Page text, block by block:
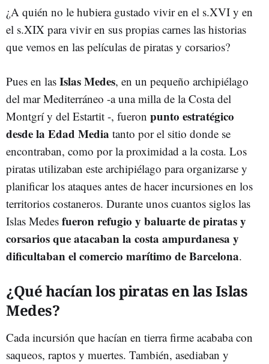
¿A quién no le hubiera gustado vivir en el s.XVI y en
el s.XIX para vivir en sus propias carnes las historias
que vemos en las películas de piratas y corsarios?
Pues en las Islas Medes, en un pequeño archipiélago
del mar Mediterráneo -a una milla de la Costa del
Montgrí y del Estartit -, fueron punto estratégico
desde la Edad Media tanto por el sitio donde se
encontraban, como por la proximidad a la costa. Los
piratas utilizaban este archipiélago para organizarse y
planificar los ataques antes de hacer incursiones en los
territorios costaneros. Durante unos cuantos siglos las
Islas Medes fueron refugio y baluarte de piratas y
corsarios que atacaban la costa ampurdanesa y
dificultaban el comercio marítimo de Barcelona.
¿Qué hacían los piratas en las Islas
Medes?
Cada incursión que hacían en tierra firme acababa con
saqueos, raptos y muertes. También, asediaban y